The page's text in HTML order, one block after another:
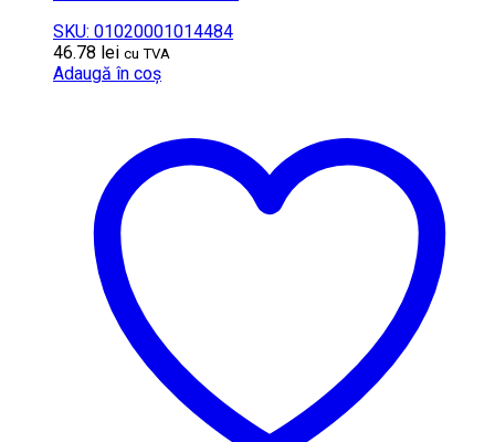
SKU: 01020001014484
46.78 lei cu TVA
Adaugă în coș